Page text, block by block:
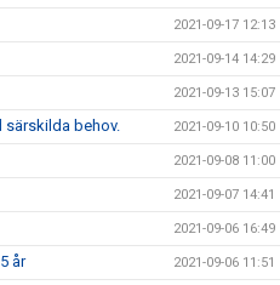
2021-09-17 12:13
2021-09-14 14:29
2021-09-13 15:07
särskilda behov. 2021-09-10 10:50
2021-09-08 11:00
2021-09-07 14:41
2021-09-06 16:49
år 2021-09-06 11:51